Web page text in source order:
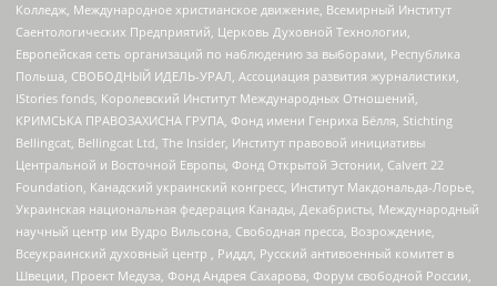
Колледж, Международное христианское движение, Всемирный Институт
Саентологических Предприятий, Церковь Духовной Технологии,
Европейская сеть организаций по наблюдению за выборами, Республика
Польша, СВОБОДНЫЙ ИДЕЛЬ-УРАЛ, Ассоциация развития журналистики,
IStories fonds, Королевский Институт Международных Отношений,
КРИМСЬКА ПРАВОЗАХИСНА ГРУПА, Фонд имени Генриха Бёлля, Stichting
Bellingcat, Bellingcat Ltd, The Insider, Институт правовой инициативы
Центральной и Восточной Европы, Фонд Открытой Эстонии, Calvert 22
Foundation, Канадский украинский конгресс, Институт Макдональда-Лорье,
Украинская национальная федерация Канады, Декабристы, Международный
научный центр им Вудро Вильсона, Свободная пресса, Возрождение,
Всеукраинский духовный центр , Риддл, Русский антивоенный комитет в
Швеции, Проект Медуза, Фонд Андрея Сахарова, Форум свободной России,